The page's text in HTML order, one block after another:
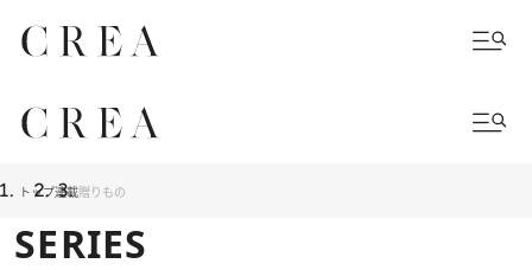
トップ連載贈りもの
SERIES